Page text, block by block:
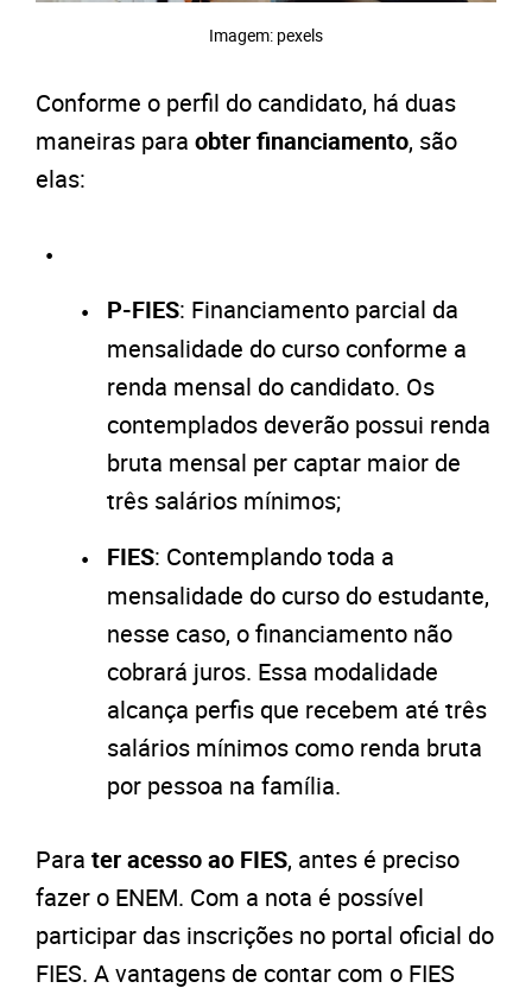
Imagem: pexels
Conforme o perfil do candidato, há duas
maneiras para obter financiamento, são
elas:
P-FIES: Financiamento parcial da
mensalidade do curso conforme a
renda mensal do candidato. Os
contemplados deverão possui renda
bruta mensal per captar maior de
três salários mínimos;
FIES: Contemplando toda a
mensalidade do curso do estudante,
nesse caso, o financiamento não
cobrará juros. Essa modalidade
alcança perfis que recebem até três
salários mínimos como renda bruta
por pessoa na família.
Para ter acesso ao FIES, antes é preciso
fazer o ENEM. Com a nota é possível
participar das inscrições no portal oficial do
FIES. A vantagens de contar com o FIES